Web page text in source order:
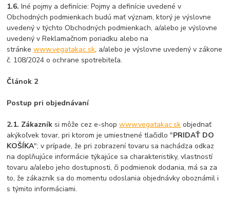
1.6. Iné pojmy a definície: Pojmy a definície uvedené v
Obchodných podmienkach budú mať význam, ktorý je výslovne
uvedený v týchto Obchodných podmienkach, a/alebo je výslovne
uvedený v Reklamačnom poriadku alebo na
stránkewww.vegatakac.sk, a/alebo je výslovne uvedený v zákone
č. 108/2024 o ochrane spotrebiteľa.
Článok 2
Postup pri objednávaní
2.1. Zákazník si môže cez e-shopwww.vegatakac.sk objednať
akýkoľvek tovar, pri ktorom je umiestnené tlačidlo "PRIDAŤ DO
KOŠÍKA"; v prípade, že pri zobrazení tovaru sa nachádza odkaz
na doplňujúce informácie týkajúce sa charakteristiky, vlastností
tovaru a/alebo jeho dostupnosti, či podmienok dodania, má sa za
to, že zákazník sa do momentu odoslania objednávky oboznámil i
s týmito informáciami.